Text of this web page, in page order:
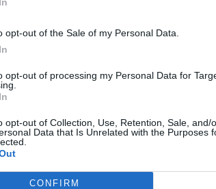
opt-out of the Sale of my Personal Data.
opt-out of processing my Personal Data for
opt-out of Collection, Use, Retention, Sale, and/
Data that Is Unrelated with the Purposes
CONFIRM
ΟΑΣΠ κ.
5,8βαθμών της κλίμακας Ρίχτερ που
χώρο μεταξύ Ρόδου και Τουρκίας,
του είναι το βάθος
πούμε ότι ναι μεν έγινε
Τουρκίας αλλάδεν θα έχει
τσουνάμι και κυρίως δεν θα
ο κ. Λέκκας.